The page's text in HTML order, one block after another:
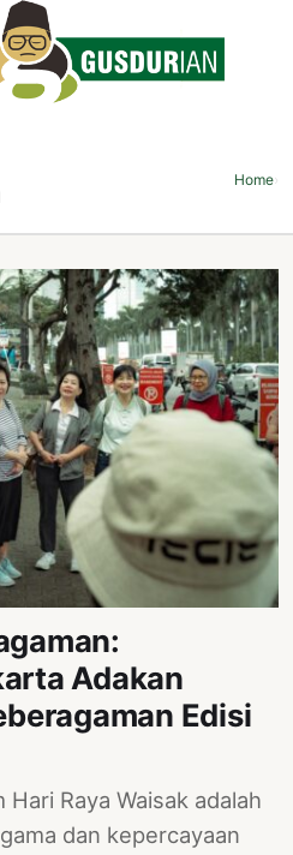
Home›
Adakan
Edisi
Raya Waisak adalah
dan kepercayaan